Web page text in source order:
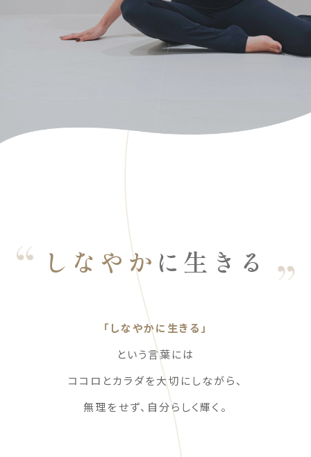
しなやか に生きる
「しなやかに生きる」
という言葉には
ココロとカラダを大切にしながら、
無理をせず、自分らしく輝く。